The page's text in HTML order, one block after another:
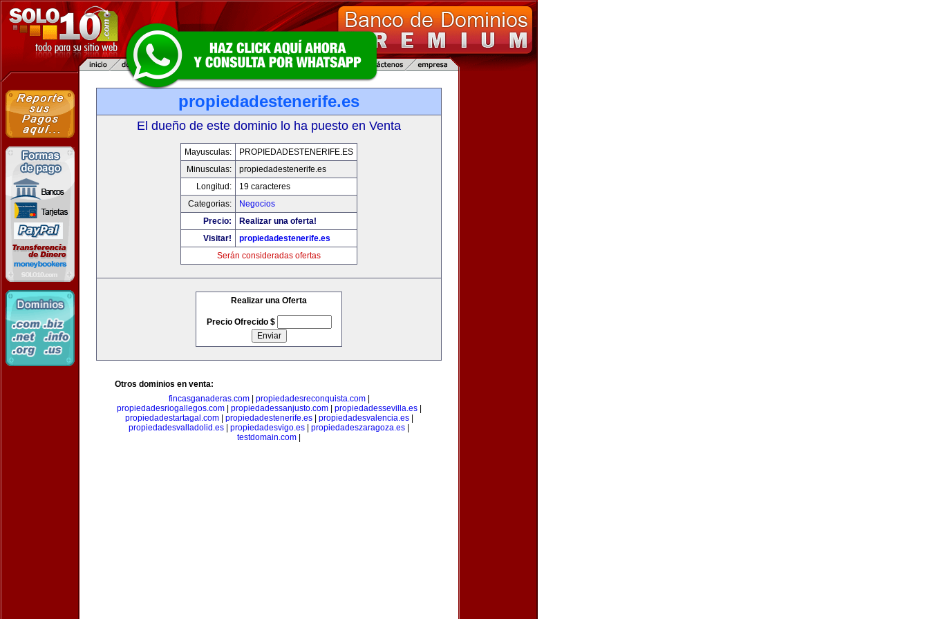
propiedadestenerife.es
El dueño de este dominio lo ha puesto en Venta
Mayusculas:
PROPIEDADESTENERIFE.ES
Minusculas:
propiedadestenerife.es
Longitud:
19 caracteres
Categorias:
Negocios
Precio:
Realizar una oferta!
Visitar!
propiedadestenerife.es
Serán consideradas ofertas
Realizar una Oferta
Precio Ofrecido $
Otros dominios en venta:
fincasganaderas.com| propiedadesreconquista.com|
propiedadesriogallegos.com| propiedadessanjusto.com| propiedadessevilla.es|
propiedadestartagal.com| propiedadestenerife.es| propiedadesvalencia.es|
propiedadesvalladolid.es
propiedadesvigo.es propiedadeszaragoza.es
testdomain.com